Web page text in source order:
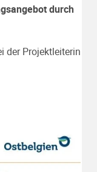
durch
der Projektleiterin